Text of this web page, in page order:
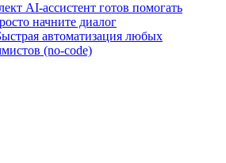
AI-ассистент готов помогать
начните диалог
автоматизация любых
(no-code)